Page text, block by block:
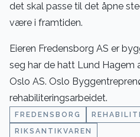
det skal passe til det åpne
være i framtiden.
Eieren Fredensborg AS er
seg har de hatt Lund Hagem
Oslo AS. Oslo
rehabiliteringsarbeidet.
FREDENSBORG
RIKSANTIKVAREN